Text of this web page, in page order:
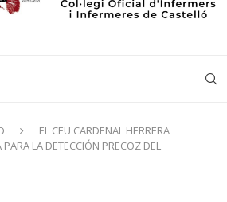
EL CEU CARDENAL HERRERA
LA DETECCIÓN PRECOZ DEL